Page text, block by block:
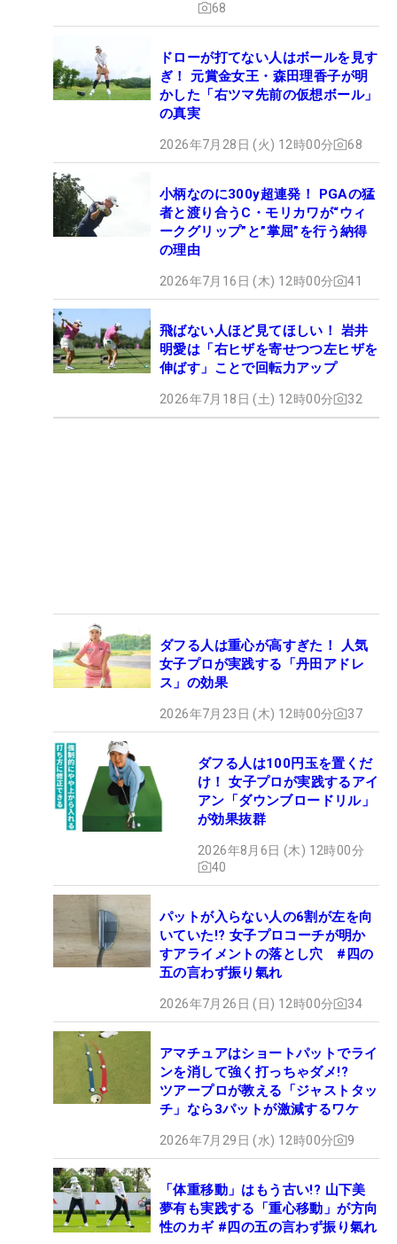
68
ドローが打てない人はボールを見す
ぎ！ 元賞金女王・森田理香子が明
かした「右ツマ先前の仮想ボール」
の真実
2026年7月28日 (火) 12時00分 68
小柄なのに300y超連発！ PGAの猛
者と渡り合うC・モリカワが“ウィ
ークグリップ”と”掌屈”を行う納得
の理由
2026年7月16日 (木) 12時00分 41
飛ばない人ほど見てほしい！ 岩井
明愛は「右ヒザを寄せつつ左ヒザを
伸ばす」ことで回転力アップ
2026年7月18日 (土) 12時00分 32
ダフる人は重心が高すぎた！ 人気
女子プロが実践する「丹田アドレ
ス」の効果
2026年7月23日 (木) 12時00分 37
ダフる人は100円玉を置くだ
け！ 女子プロが実践するアイ
アン「ダウンブロードリル」
が効果抜群
2026年8月6日 (木) 12時00分
40
パットが入らない人の6割が左を向
いていた!? 女子プロコーチが明か
すアライメントの落とし穴 #四の
五の言わず振り氣れ
2026年7月26日 (日) 12時00分 34
アマチュアはショートパットでライ
ンを消して強く打っちゃダメ!?
ツアープロが教える「ジャストタッ
チ」なら3パットが激減するワケ
2026年7月29日 (水) 12時00分 9
「体重移動」はもう古い!? 山下美
夢有も実践する「重心移動」が方向
性のカギ #四の五の言わず振り氣れ